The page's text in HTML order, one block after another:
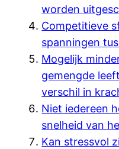
worden
Competitieve
spanningen
Mogelijk
gemengde
verschil in
Niet iedereen
snelheid van
Kan stressvol